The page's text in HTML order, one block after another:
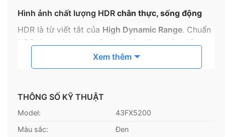
Hình ảnh chất lượng HDR chân thực, sống động
HDR là từ viết tắt của High Dynamic Range. Chuẩn
HDR được tích hợp trên tivi giúp tăng thêm độ
tương phản và màu sắc, tránh hiện tượng các phần
trắng bị mờ, mất chi tiết.
Nói đơn giản hơn, các tivi đạt chuẩn HDR sẽ hiển
thị hình ảnh ở các vùng sáng hoặc tối rõ nét hơn
tivi thường, mang đến độ sâu và tự nhiên cho hình
ảnh.
Xem thêm
THÔNG SỐ KỸ THUẬT
Model:
43FX5200
Màu sắc:
Đen